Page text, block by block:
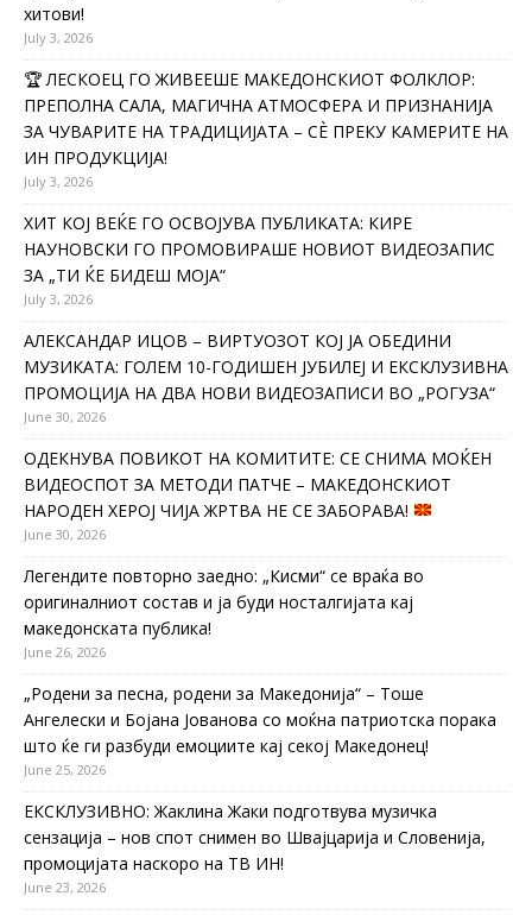
хитови!
July 3, 2026
🏆 ЛЕСКОЕЦ ГО ЖИВЕЕШЕ МАКЕДОНСКИОТ ФОЛКЛОР:
ПРЕПОЛНА САЛА, МАГИЧНА АТМОСФЕРА И ПРИЗНАНИЈА
ЗА ЧУВАРИТЕ НА ТРАДИЦИЈАТА – СÈ ПРЕКУ КАМЕРИТЕ НА
ИН ПРОДУКЦИЈА!
July 3, 2026
ХИТ КОЈ ВЕЌЕ ГО ОСВОЈУВА ПУБЛИКАТА: КИРЕ
НАУНОВСКИ ГО ПРОМОВИРАШЕ НОВИОТ ВИДЕОЗАПИС
ЗА „ТИ ЌЕ БИДЕШ МОЈА“
July 3, 2026
АЛЕКСАНДАР ИЦОВ – ВИРТУОЗОТ КОЈ ЈА ОБЕДИНИ
МУЗИКАТА: ГОЛЕМ 10-ГОДИШЕН ЈУБИЛЕЈ И ЕКСКЛУЗИВНА
ПРОМОЦИЈА НА ДВА НОВИ ВИДЕОЗАПИСИ ВО „РОГУЗА“
June 30, 2026
ОДЕКНУВА ПОВИКОТ НА КОМИТИТЕ: СЕ СНИМА МОЌЕН
ВИДЕОСПОТ ЗА МЕТОДИ ПАТЧЕ – МАКЕДОНСКИОТ
НАРОДЕН ХЕРОЈ ЧИЈА ЖРТВА НЕ СЕ ЗАБОРАВА!
June 30, 2026
Легендите повторно заедно: „Кисми“ се враќа во
оригиналниот состав и ја буди носталгијата кај
македонската публика!
June 26, 2026
„Родени за песна, родени за Македонија“ – Тоше
Ангелески и Бојана Јованова со моќна патриотска порака
што ќе ги разбуди емоциите кај секој Македонец!
June 25, 2026
ЕКСКЛУЗИВНО: Жаклина Жаки подготвува музичка
сензација – нов спот снимен во Швајцарија и Словенија,
промоцијата наскоро на ТВ ИН!
June 23, 2026